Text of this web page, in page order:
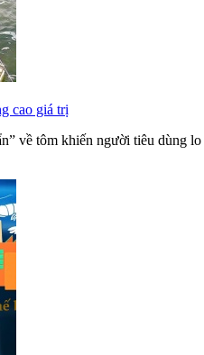
cao giá trị
về tôm khiến người tiêu dùng lo